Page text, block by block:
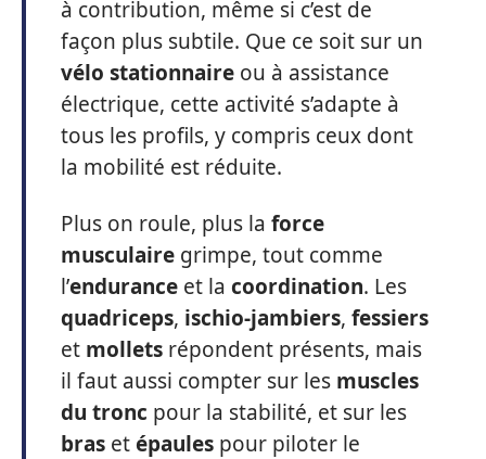
à contribution, même si c’est de
façon plus subtile. Que ce soit sur un
vélo stationnaire ou à assistance
électrique, cette activité s’adapte à
tous les profils, y compris ceux dont
la mobilité est réduite.
Plus on roule, plus la force
musculaire grimpe, tout comme
l’endurance et la coordination. Les
quadriceps, ischio-jambiers, fessiers
et mollets répondent présents, mais
il faut aussi compter sur les muscles
du tronc pour la stabilité, et sur les
bras etépaules pour piloter le